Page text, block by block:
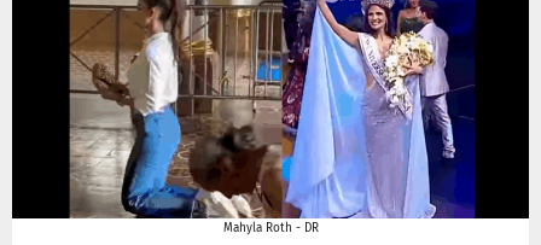
Mahyla Roth - DR